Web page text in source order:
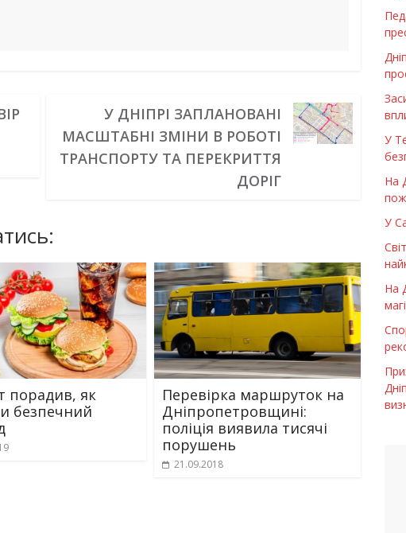
У ДНІПРІ ЗАПЛАНОВАНІ
МАСШТАБНІ ЗМІНИ В РОБОТІ
ТРАНСПОРТУ ТА ПЕРЕКРИТТЯ
ДОРІГ
порадив, як
безпечний
Перевірка маршруток на
Дніпропетровщині:
поліція виявила тисячі
порушень
21.09.2018
У
На
У
На